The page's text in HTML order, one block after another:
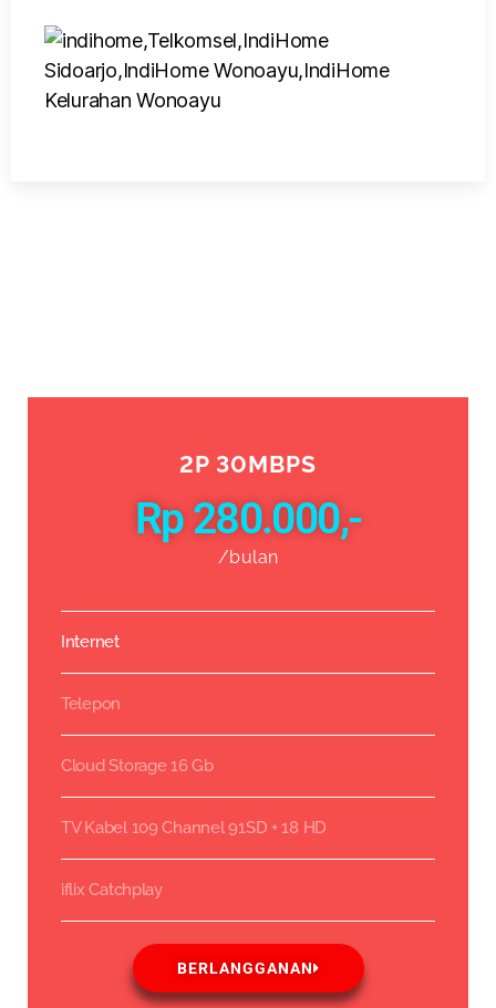
2P 30MBPS
Rp 280.000,-
/bulan
Internet
Telepon
Cloud Storage 16 Gb
TV Kabel 109 Channel 91SD + 18 HD
iflix Catchplay
BERLANGGANAN